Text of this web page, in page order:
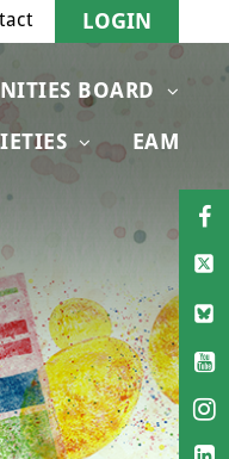
BOARD
EAM
LOGIN